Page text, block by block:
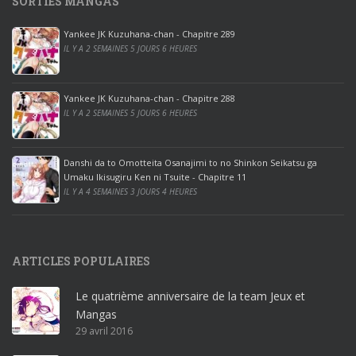
0
p
r
o
o
ff
i
c
e
2
0
1
r
o
ff
i
Yankee JK Kuzuhana-chan - Chapitre 289
IL Y A 2 SEMAINES 5 JOURS 6 HEURES
Yankee JK Kuzuhana-chan - Chapitre 288
IL Y A 2 SEMAINES 5 JOURS 6 HEURES
Danshi da to Omotteita Osanajimi to no Shinkon Seikatsu ga
Umaku Ikisugiru Ken ni Tsuite - Chapitre 11
IL Y A 4 SEMAINES 3 JOURS 4 HEURES
ARTICLES POPULAIRES
Le quatrième anniversaire de la team Jeux et
Mangas
29 avril 2016